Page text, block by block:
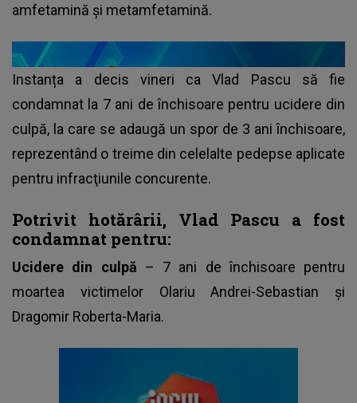
amfetamină şi metamfetamină.
Instanța a decis vineri ca Vlad Pascu să fie
condamnat la 7 ani de închisoare pentru ucidere din
culpă, la care se adaugă un spor de 3 ani închisoare,
reprezentând o treime din celelalte pedepse aplicate
pentru infracţiunile concurente.
Potrivit hotărârii, Vlad Pascu a fost
condamnat pentru:
Ucidere din culpă – 7 ani de închisoare pentru
moartea victimelor Olariu Andrei-Sebastian și
Dragomir Roberta-Maria.